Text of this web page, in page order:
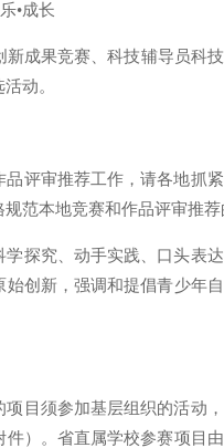
•成长
新成果竞赛、科技辅导员科
动。
品评审推荐工作，请各地
范本地竞赛和作品评审推
学探究、动手实践、口头
创新，强调和提倡青少年
项目须参加基层组织的活
）。省直属学校参赛项目